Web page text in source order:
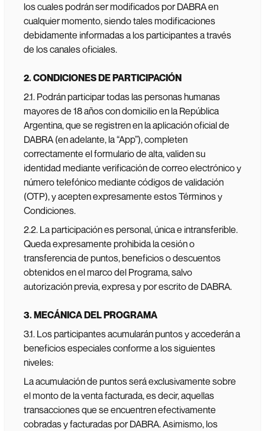
los cuales podrán ser modificados por DABRA en
cualquier momento, siendo tales modificaciones
debidamente informadas a los participantes a través
de los canales oficiales.
2. CONDICIONES DE PARTICIPACIÓN
2.1. Podrán participar todas las personas humanas
mayores de 18 años con domicilio en la República
Argentina, que se registren en la aplicación oficial de
DABRA (en adelante, la “App”), completen
correctamente el formulario de alta, validen su
identidad mediante verificación de correo electrónico y
número telefónico mediante códigos de validación
(OTP), y acepten expresamente estos Términos y
Condiciones.
2.2. La participación es personal, única e intransferible.
Queda expresamente prohibida la cesión o
transferencia de puntos, beneficios o descuentos
obtenidos en el marco del Programa, salvo
autorización previa, expresa y por escrito de DABRA.
3. MECÁNICA DEL PROGRAMA
3.1. Los participantes acumularán puntos y accederán a
beneficios especiales conforme a los siguientes
niveles:
La acumulación de puntos será exclusivamente sobre
el monto de la venta facturada, es decir, aquellas
transacciones que se encuentren efectivamente
cobradas y facturadas por DABRA. Asimismo, los